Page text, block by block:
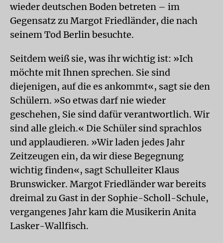
wieder deutschen Boden betreten – im
Gegensatz zu Margot Friedländer, die nach
seinem Tod Berlin besuchte.
Seitdem weiß sie, was ihr wichtig ist: »Ich
möchte mit Ihnen sprechen. Sie sind
diejenigen, auf die es ankommt«, sagt sie den
Schülern. »So etwas darf nie wieder
geschehen, Sie sind dafür verantwortlich. Wir
sind alle gleich.« Die Schüler sind sprachlos
und applaudieren. »Wir laden jedes Jahr
Zeitzeugen ein, da wir diese Begegnung
wichtig finden«, sagt Schulleiter Klaus
Brunswicker. Margot Friedländer war bereits
dreimal zu Gast in der Sophie-Scholl-Schule,
vergangenes Jahr kam die Musikerin Anita
Lasker-Wallfisch.